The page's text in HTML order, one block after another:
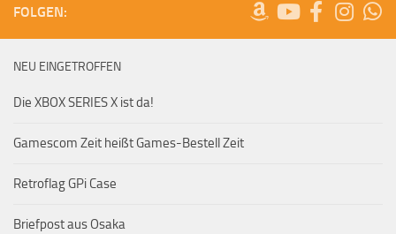
FOLGEN:
NEU EINGETROFFEN
Die XBOX SERIES X ist da!
Gamescom Zeit heißt Games-Bestell Zeit
Retroflag GPi Case
Briefpost aus Osaka